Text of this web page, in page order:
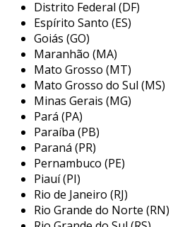
para aplicações exigentes.
aplicações do corte a fio
este método é utilizado em
industriais. alguns exemplos
indústria metalúrgica
cortes de materiais metálicos.
setor eletrônico
componentes eletrônicos e
impressos.
joalheria: facilitando o corte
Distrito Federal (DF)
Espírito Santo (ES)
Goiás (GO)
Maranhão (MA)
Mato Grosso (MT)
Mato Grosso do Sul (MS)
Minas Gerais (MG)
Pará (PA)
Paraíba (PB)
Paraná (PR)
Pernambuco (PE)
Piauí (PI)
Rio de Janeiro (RJ)
Rio Grande do Norte (RN)